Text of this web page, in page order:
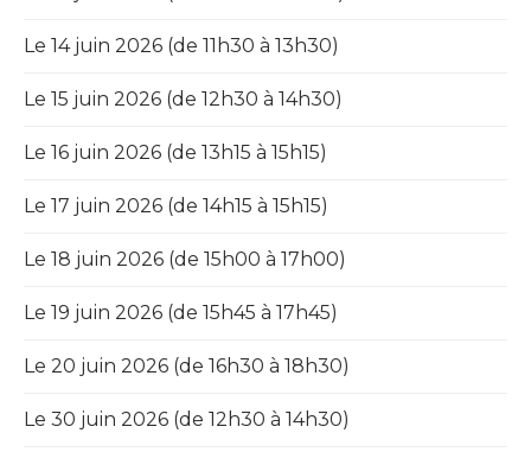
Le 14 juin 2026 (de 11h30 à 13h30)
Le 15 juin 2026 (de 12h30 à 14h30)
Le 16 juin 2026 (de 13h15 à 15h15)
Le 17 juin 2026 (de 14h15 à 15h15)
Le 18 juin 2026 (de 15h00 à 17h00)
Le 19 juin 2026 (de 15h45 à 17h45)
Le 20 juin 2026 (de 16h30 à 18h30)
Le 30 juin 2026 (de 12h30 à 14h30)